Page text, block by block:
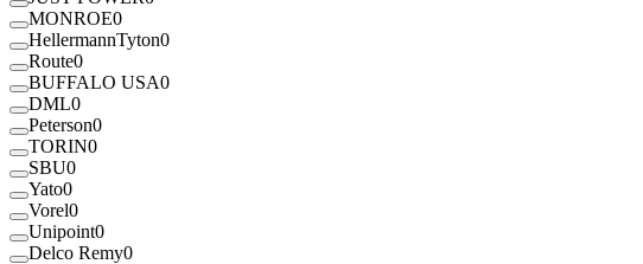
MONROE0
HellermannTyton0
Route0
BUFFALO USA0
DML0
Peterson0
TORIN0
SBU0
Yato0
Vorel0
Unipoint0
Delco Remy0